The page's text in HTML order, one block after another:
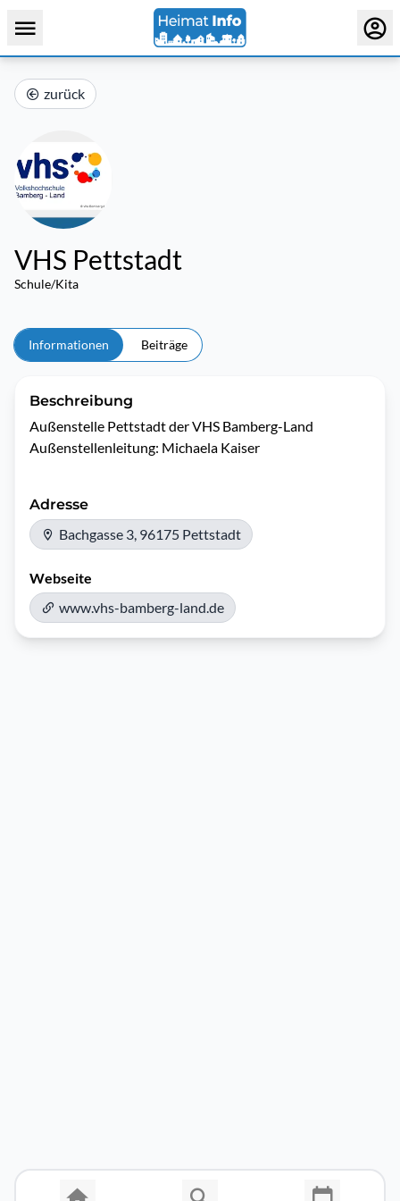
zurück
VHS Pettstadt
Schule/Kita
Informationen Beiträge
Beschreibung
Außenstelle Pettstadt der VHS Bamberg-Land
Außenstellenleitung: Michaela Kaiser
Adresse
Bachgasse 3, 96175 Pettstadt
Webseite
www.vhs-bamberg-land.de